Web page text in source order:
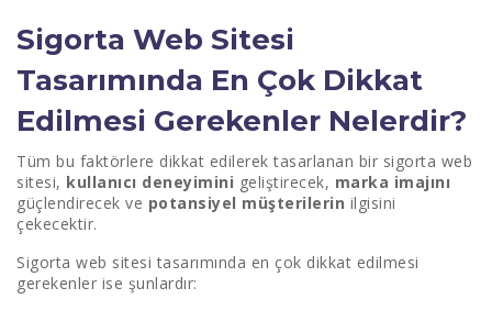
Sigorta Web Sitesi
Tasarımında En Çok Dikkat
Edilmesi Gerekenler Nelerdir?
Tüm bu faktörlere dikkat edilerek tasarlanan bir sigorta web
sitesi, kullanıcı deneyimini geliştirecek, marka imajını
güçlendirecek ve potansiyel müşterilerin ilgisini
çekecektir.
Sigorta web sitesi tasarımında en çok dikkat edilmesi
gerekenler ise şunlardır: